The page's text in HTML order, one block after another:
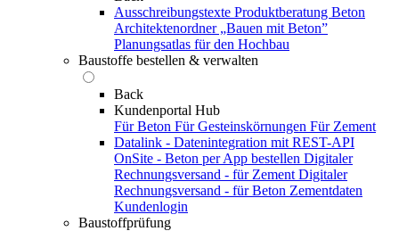
Ausschreibungstexte Produktberatung Beton
Architektenordner „Bauen mit Beton”
Planungsatlas für den Hochbau
Baustoffe bestellen & verwalten
Back
Kundenportal Hub
Für Beton Für Gesteinskörnungen Für Zement
Datalink - Datenintegration mit REST-API
OnSite - Beton per App bestellen Digitaler
Rechnungsversand - für Zement Digitaler
Rechnungsversand - für Beton Zementdaten
Kundenlogin
Baustoffprüfung